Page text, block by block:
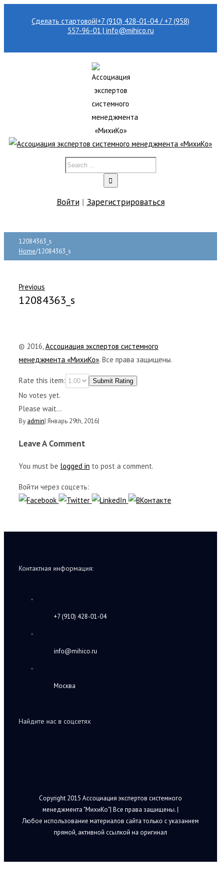
Сделать стартовой|+7 (910) 428-01-04 / +7 (958)
557-96-01 | info@mihico.ru
Войти| Зарегистрироваться
12084363_s
Home/12084363_s
Previous
12084363_s
© 2016,Ассоциация экспертов системного
менеджмента «МихиКо». Все права защищены.
Rate this item: Submit Rating
No votes yet.
Please wait...
By admin| Январь 29th, 2016|
Leave A Comment
You must be logged in to post a comment.
Войти через соцсеть:
Контактная информация:
+7 (910) 428-01-04
info@mihico.ru
Москва
Найдите нас в соцсетях
Copyright 2015 Ассоциация экспертов системного
менеджмента "МихиКо"| Все права защищены. |
Любое использование материалов сайта только с указанием
прямой, активной ссылкой на оригинал